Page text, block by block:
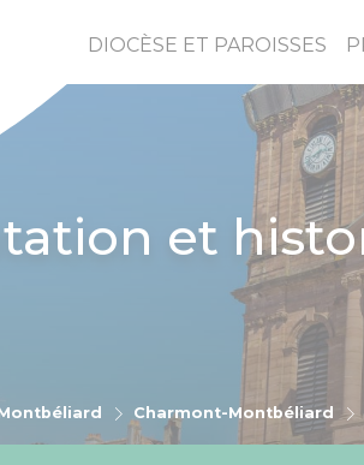
DIOCÈSE ET PAROISSES
et
Charmont-Montbéliard